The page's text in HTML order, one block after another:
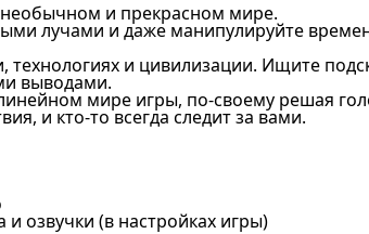
и прекрасном мире.
лучами и даже манипулируйте
технологиях и цивилизации. Ищите
выводами.
мире игры, по-своему решая
и кто-то всегда следит за вами.
озвучки (в настройках игры)